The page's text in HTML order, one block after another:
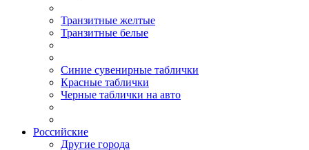
Транзитные желтые
Транзитные белые
Синие сувенирные таблички
Красные таблички
Черные таблички на авто
Российские
Другие города